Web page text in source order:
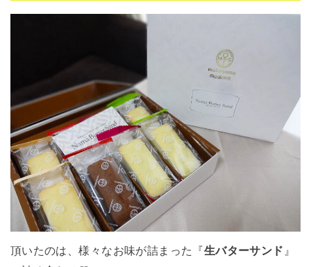
頂いたのは、様々なお味が詰まった『生バターサンド 』